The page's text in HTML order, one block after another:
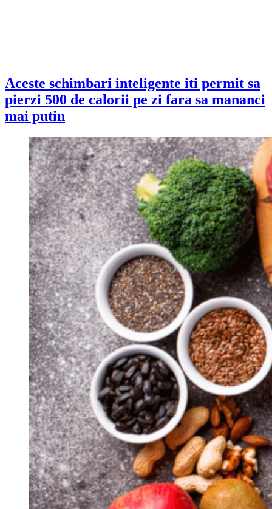
Aceste schimbari inteligente iti permit sa
pierzi 500 de calorii pe zi fara sa mananci
mai putin